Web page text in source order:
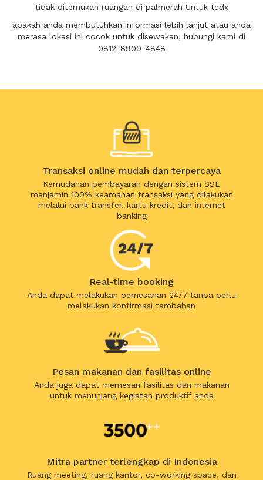
tidak ditemukan ruangan di palmerah Untuk tedx
apakah anda membutuhkan informasi lebih lanjut atau anda
merasa lokasi ini cocok untuk disewakan, hubungi kami di
0812-8900-4848
Transaksi online mudah dan terpercaya
Kemudahan pembayaran dengan sistem SSL
menjamin 100% keamanan transaksi yang dilakukan
melalui bank transfer, kartu kredit, dan internet
banking
Real-time booking
Anda dapat melakukan pemesanan 24/7 tanpa perlu
melakukan konfirmasi tambahan
Pesan makanan dan fasilitas online
Anda juga dapat memesan fasilitas dan makanan
untuk menunjang kegiatan produktif anda
Mitra partner terlengkap di Indonesia
Ruang meeting, ruang kantor, co-working space, dan